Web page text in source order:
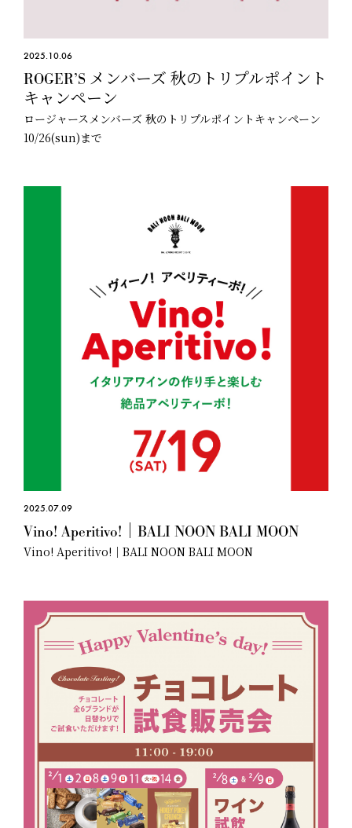
2025.10.06
ROGER’S メンバーズ 秋のトリプルポイント
キャンペーン
ロージャースメンバーズ 秋のトリプルポイントキャンペーン
10/26(sun)まで
2025.07.09
Vino! Aperitivo!｜BALI NOON BALI MOON
Vino! Aperitivo!｜BALI NOON BALI MOON